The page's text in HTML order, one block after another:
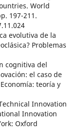
World
197-211.
evolutiva de la
Problemas
cognitiva del
el caso de
teoría y
Innovation
Innovation
Oxford